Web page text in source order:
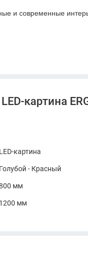
и современные
картина
LED-картина
Голубой - Красный
мм
1200 мм